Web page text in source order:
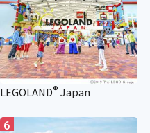
LEGOLAND®Japan
6